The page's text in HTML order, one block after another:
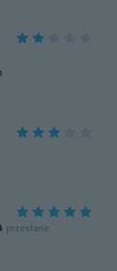
przesłane